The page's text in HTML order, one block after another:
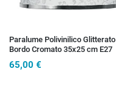
Paralume Polivinilico Glitterato
Bordo Cromato 35x25 cm E27
65,00 €